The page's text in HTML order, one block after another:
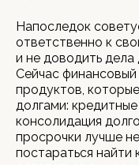
Напоследок
ответственно к
и не доводить дела
Сейчас
продуктов,
долгами:
консолидация
просрочки лучше
постараться